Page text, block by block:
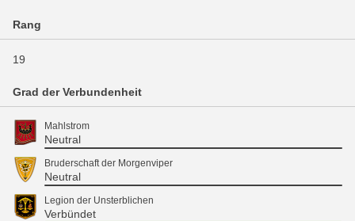
Rang
19
Grad der Verbundenheit
Mahlstrom
Neutral
Bruderschaft der Morgenviper
Neutral
Legion der Unsterblichen
Verbündet